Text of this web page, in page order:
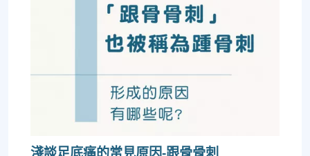
淺談足底痛的常見原因-跟骨骨刺